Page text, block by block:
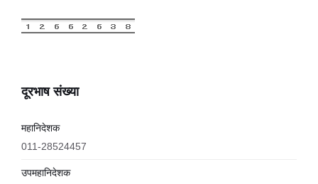
दूरभाष संख्या
महानिदेशक
011-28524457
उपमहानिदेशक